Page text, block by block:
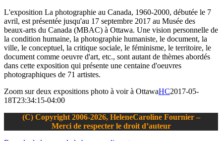
L'exposition La photographie au Canada, 1960-2000, débutée le 7
avril, est présentée jusqu'au 17 septembre 2017 au Musée des
beaux-arts du Canada (MBAC) à Ottawa. Une vision personnelle de
la condition humaine, la photographie humaniste, le document, la
ville, le conceptuel, la critique sociale, le féminisme, le territoire, le
document comme oeuvre d'art, etc., sont autant de thèmes abordés
dans cette exposition qui présente une centaine d'oeuvres
photographiques de 71 artistes.
Zoom sur deux expositions photo à voir à OttawaHC2017-05-
18T23:34:15-04:00
(C) Copyright 2006-2026, HeleneCaroline Fournier –
Merci de respecter le droit d’auteur